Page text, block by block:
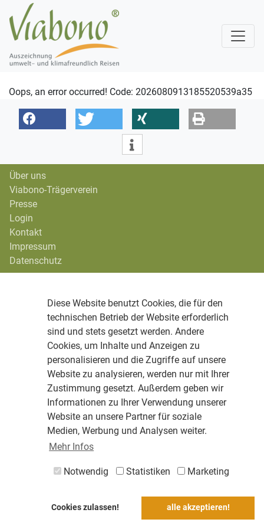
Diese Website benutzt Cookies, die für den
technischen Betrieb der Website erforderlich
sind und stets gesetzt werden. Andere
Cookies, um Inhalte und Anzeigen zu
personalisieren und die Zugriffe auf unsere
Website zu analysieren, werden nur mit Ihrer
Zustimmung gesetzt. Außerdem geben wir
Informationen zu Ihrer Verwendung unserer
Website an unsere Partner für soziale
Medien, Werbung und Analysen weiter.
Mehr Infos
Notwendig Statistiken Marketing
Cookies zulassen! alle akzeptieren!
Oops, an error occurred! Code: 2026080913185520539a35
Über uns
Viabono-Trägerverein
Presse
Login
Kontakt
Impressum
Datenschutz